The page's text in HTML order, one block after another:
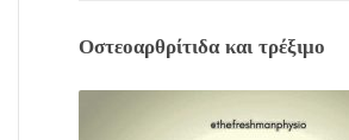
Οστεοαρθρίτιδα και τρέξιμο